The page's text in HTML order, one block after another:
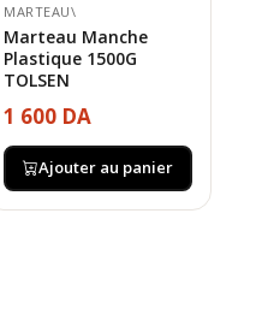
MARTEAU\
Marteau Manche
Plastique 1500G
TOLSEN
1 600 DA
Ajouter au panier